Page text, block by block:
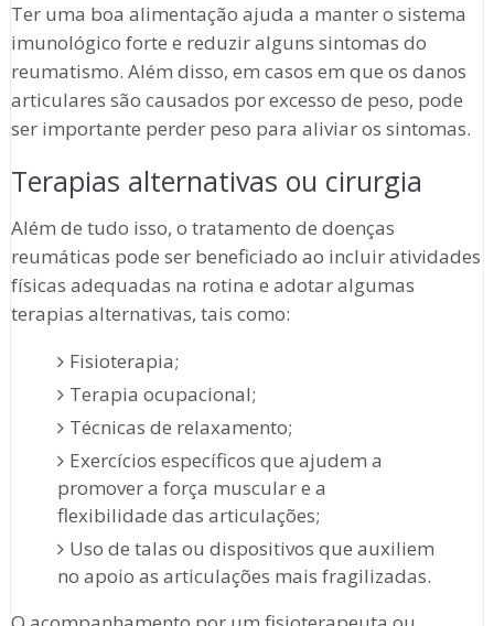
Ter uma boa alimentação ajuda a manter o sistema
imunológico forte e reduzir alguns sintomas do
reumatismo. Além disso, em casos em que os danos
articulares são causados por excesso de peso, pode
ser importante perder peso para aliviar os sintomas.
Terapias alternativas ou cirurgia
Além de tudo isso, o tratamento de doenças
reumáticas pode ser beneficiado ao incluir atividades
físicas adequadas na rotina e adotar algumas
terapias alternativas, tais como:
Fisioterapia;
Terapia ocupacional;
Técnicas de relaxamento;
Exercícios específicos que ajudem a
promover a força muscular e a
flexibilidade das articulações;
Uso de talas ou dispositivos que auxiliem
no apoio as articulações mais fragilizadas.